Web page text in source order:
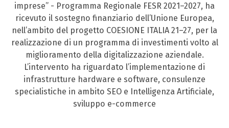
imprese” - Programma Regionale FESR 2021–2027, ha
ricevuto il sostegno finanziario dell’Unione Europea,
nell’ambito del progetto COESIONE ITALIA 21–27, per la
realizzazione di un programma di investimenti volto al
miglioramento della digitalizzazione aziendale.
L’intervento ha riguardato l’implementazione di
infrastrutture hardware e software, consulenze
specialistiche in ambito SEO e Intelligenza Artificiale,
sviluppo e-commerce